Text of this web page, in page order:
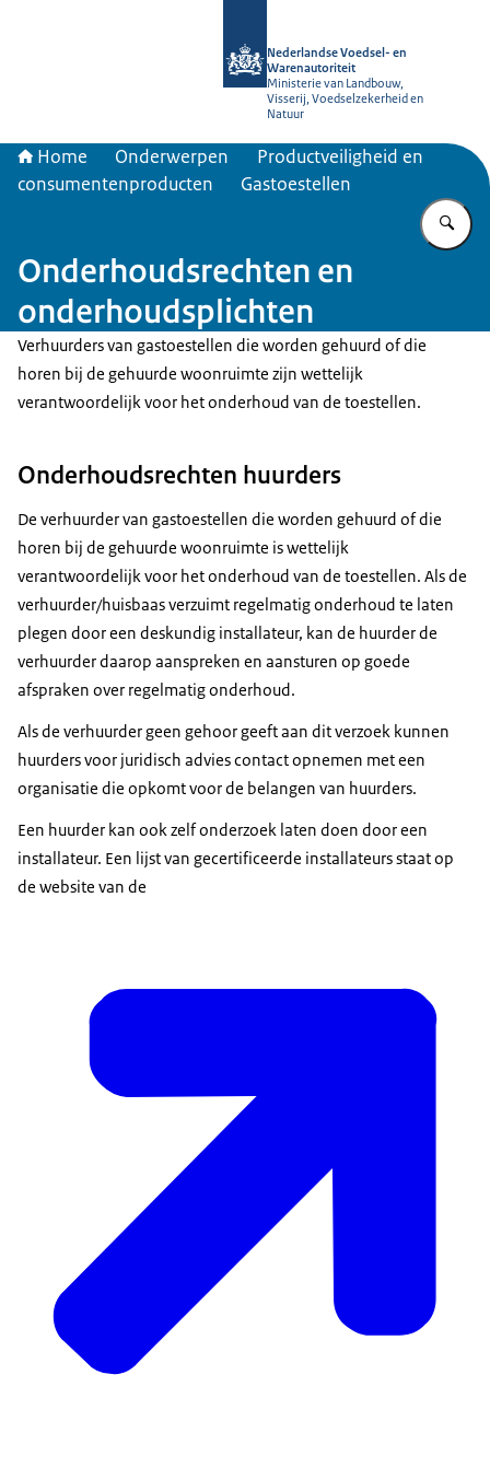
Nederlandse Voedsel- en
Warenautoriteit
Ministerie van Landbouw,
Visserij, Voedselzekerheid en
Natuur
Home Onderwerpen
Productveiligheid en
consumentenproducten
Gastoestellen
Onderhoudsrechten en
onderhoudsplichten
Verhuurders van gastoestellen die worden gehuurd of die
horen bij de gehuurde woonruimte zijn wettelijk
verantwoordelijk voor het onderhoud van de toestellen.
Onderhoudsrechten huurders
De verhuurder van gastoestellen die worden gehuurd of die
horen bij de gehuurde woonruimte is wettelijk
verantwoordelijk voor het onderhoud van de toestellen. Als de
verhuurder/huisbaas verzuimt regelmatig onderhoud te laten
plegen door een deskundig installateur, kan de huurder de
verhuurder daarop aanspreken en aansturen op goede
afspraken over regelmatig onderhoud.
Als de verhuurder geen gehoor geeft aan dit verzoek kunnen
huurders voor juridisch advies contact opnemen met een
organisatie die opkomt voor de belangen van huurders.
Een huurder kan ook zelf onderzoek laten doen door een
installateur. Een lijst van gecertificeerde installateurs staat op
de website van de